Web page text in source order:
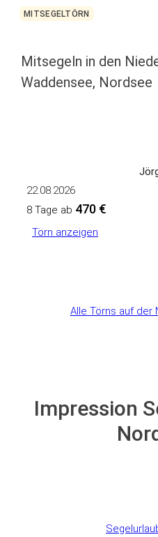
MITSEGELTÖRN
Mitsegeln in den
Waddensee, Nordsee
22.08.2026
8 Tage ab 470 €
Törn anzeigen
Alle Törns auf der
Impression